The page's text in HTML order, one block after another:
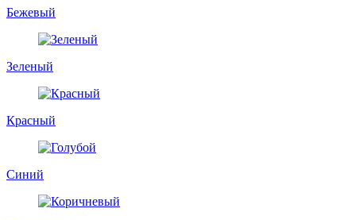
Бежевый
Зеленый
Красный
Синий